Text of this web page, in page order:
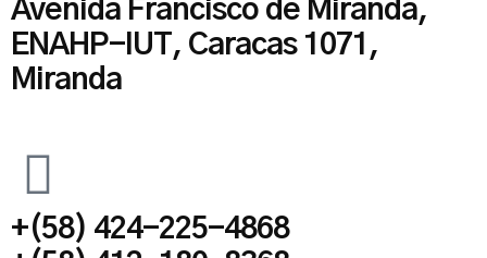
Avenida Francisco de Miranda,
ENAHP-IUT, Caracas 1071,
Miranda
+(58) 424-225-4868